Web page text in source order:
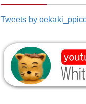
Tweets by